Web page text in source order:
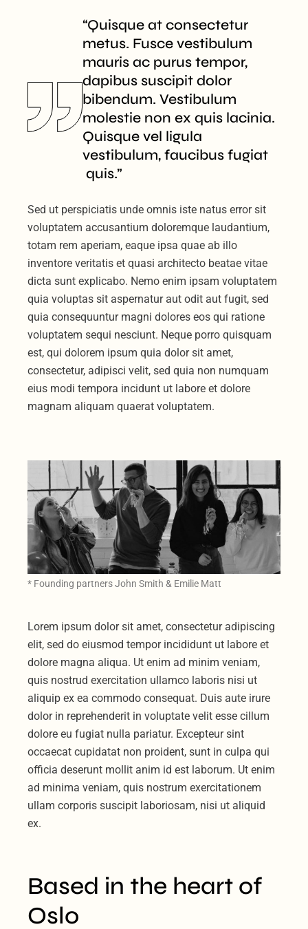
“Quisque at consectetur
metus. Fusce vestibulum
mauris ac purus tempor,
dapibus suscipit dolor
bibendum. Vestibulum
molestie non ex quis lacinia.
Quisque vel ligula
vestibulum, faucibus fugiat
quis.”
Sed ut perspiciatis unde omnis iste natus error sit
voluptatem accusantium doloremque laudantium,
totam rem aperiam, eaque ipsa quae ab illo
inventore veritatis et quasi architecto beatae vitae
dicta sunt explicabo. Nemo enim ipsam voluptatem
quia voluptas sit aspernatur aut odit aut fugit, sed
quia consequuntur magni dolores eos qui ratione
voluptatem sequi nesciunt. Neque porro quisquam
est, qui dolorem ipsum quia dolor sit amet,
consectetur, adipisci velit, sed quia non numquam
eius modi tempora incidunt ut labore et dolore
magnam aliquam quaerat voluptatem.
* Founding partners John Smith & Emilie Matt
Lorem ipsum dolor sit amet, consectetur adipiscing
elit, sed do eiusmod tempor incididunt ut labore et
dolore magna aliqua. Ut enim ad minim veniam,
quis nostrud exercitation ullamco laboris nisi ut
aliquip ex ea commodo consequat. Duis aute irure
dolor in reprehenderit in voluptate velit esse cillum
dolore eu fugiat nulla pariatur. Excepteur sint
occaecat cupidatat non proident, sunt in culpa qui
officia deserunt mollit anim id est laborum. Ut enim
ad minima veniam, quis nostrum exercitationem
ullam corporis suscipit laboriosam, nisi ut aliquid
ex.
Based in the heart of
Oslo